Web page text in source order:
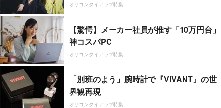
オリコンタイアップ特集
【驚愕】メーカー社員が推す「10万円台」
神コスパPC
オリコンタイアップ特集
「別班のよう」腕時計で『VIVANT』の世
界観再現
オリコンタイアップ特集